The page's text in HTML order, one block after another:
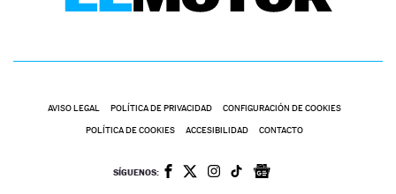
AVISO LEGAL POLÍTICA DE PRIVACIDAD CONFIGURACIÓN DE COOKIES
POLÍTICA DE COOKIES ACCESIBILIDAD CONTACTO
SÍGUENOS: